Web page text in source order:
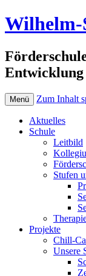
Wilhelm-
Entwicklung
Menü Zum Inhalt
Aktuelles
Schule
Leitbild
Stufen
Projekte
Chill-
Unsere